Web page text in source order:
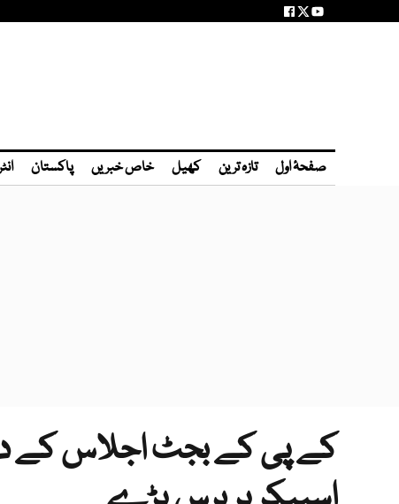
صفحۂ اول تازہ ترین کھیل خاص خبریں پاکستان
کے پی کے بجٹ اجلاس کے